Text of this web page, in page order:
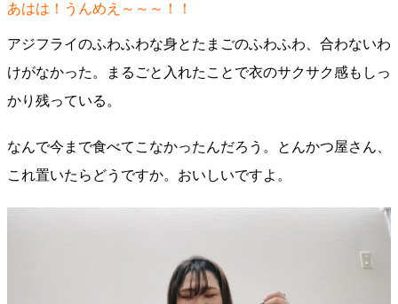
あはは！うんめえ～～～！！
アジフライのふわふわな身とたまごのふわふわ、合わないわ
けがなかった。まるごと入れたことで衣のサクサク感もしっ
かり残っている。
なんで今まで食べてこなかったんだろう。とんかつ屋さん、
これ置いたらどうですか。おいしいですよ。